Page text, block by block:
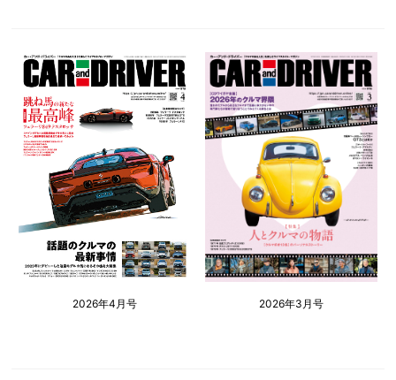
2026年4月号 2026年3月号